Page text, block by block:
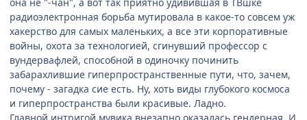
радиоэлектронная борьба мутировала в какое-то совсем уж
хакерство для самых маленьких, а все эти корпоративные
войны, охота за технологией, сгинувший профессор с
вундервафлей, способной в одиночку починить
забарахлившие гиперпространственные пути, что, зачем,
почему - загадка сие есть. Ну, хоть виды глубокого космоса
и гиперпространства были красивые. Ладно.